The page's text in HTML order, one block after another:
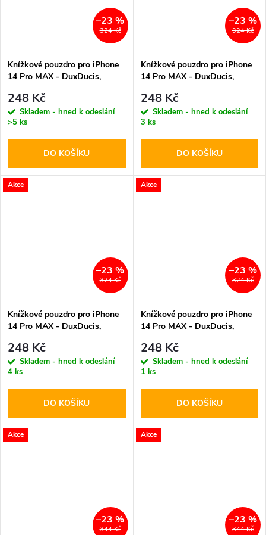
324 Kč
–23 %
Knížkové pouzdro pro iPhone
14 Pro MAX - DuxDucis,
248 Kč
Skladem - hned k odeslání
>5 ks
DO KOŠÍKU
324 Kč
–23 %
Knížkové pouzdro pro iPhone
14 Pro MAX - DuxDucis,
248 Kč
Skladem - hned k odeslání
3 ks
DO KOŠÍKU
Akce
324 Kč
–23 %
Knížkové pouzdro pro iPhone
14 Pro MAX - DuxDucis,
248 Kč
Skladem - hned k odeslání
4 ks
DO KOŠÍKU
Akce
324 Kč
–23 %
Knížkové pouzdro pro iPhone
14 Pro MAX - DuxDucis,
248 Kč
Skladem - hned k odeslání
1 ks
DO KOŠÍKU
Akce
344 Kč
–23 %
Akce
344 Kč
–23 %